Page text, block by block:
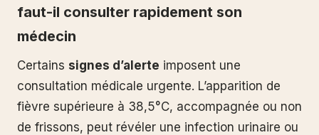
faut-il consulter rapidement son
médecin
Certains signes d’alerte imposent une
consultation médicale urgente. L’apparition de
fièvre supérieure à 38,5°C, accompagnée ou non
de frissons, peut révéler une infection urinaire ou